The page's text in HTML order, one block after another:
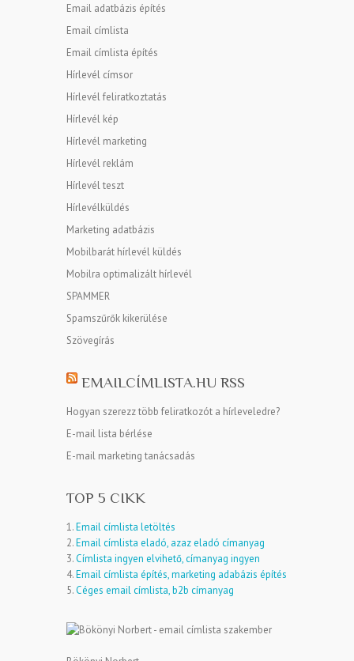
Email adatbázis építés
Email címlista
Email címlista építés
Hírlevél címsor
Hírlevél feliratkoztatás
Hírlevél kép
Hírlevél marketing
Hírlevél reklám
Hírlevél teszt
Hírlevélküldés
Marketing adatbázis
Mobilbarát hírlevél küldés
Mobilra optimalizált hírlevél
SPAMMER
Spamszűrők kikerülése
Szövegírás
EMAILCÍMLISTA.HU RSS
Hogyan szerezz több feliratkozót a hírleveledre?
E-mail lista bérlése
E-mail marketing tanácsadás
TOP 5 CIKK
1.Email címlista letöltés
2.Email címlista eladó, azaz eladó címanyag
3.Címlista ingyen elvihető, címanyag ingyen
4.Email címlista építés, marketing adabázis építés
5.Céges email címlista, b2b címanyag